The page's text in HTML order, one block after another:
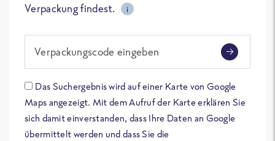
Verpackung findest.
i
Verpackungscode eingeben
Das Suchergebnis wird auf einer Karte von Google
Maps angezeigt. Mit dem Aufruf der Karte erklären Sie
sich damit einverstanden, dass Ihre Daten an Google
übermittelt werden und dass Sie die